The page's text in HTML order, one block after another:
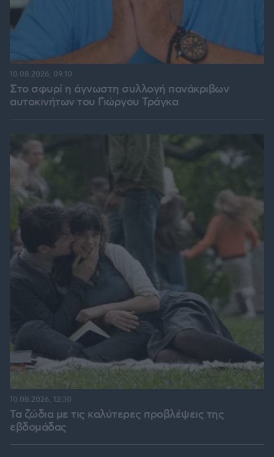
Στο σφυρί η άγνωστη συλλογή πανάκριβων
αυτοκινήτων του Γιώργου Τράγκα
10.08.2026, 09:10
Τα ζώδια με τις καλύτερες προβλέψεις της
εβδομάδας
10.08.2026, 12:30